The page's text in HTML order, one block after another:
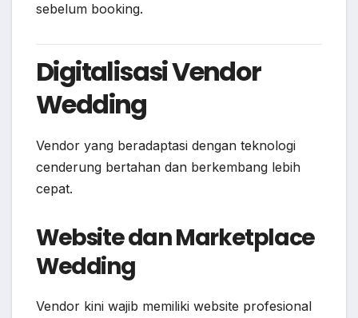
sebelum booking.
Digitalisasi Vendor
Wedding
Vendor yang beradaptasi dengan teknologi
cenderung bertahan dan berkembang lebih
cepat.
Website dan Marketplace
Wedding
Vendor kini wajib memiliki website profesional